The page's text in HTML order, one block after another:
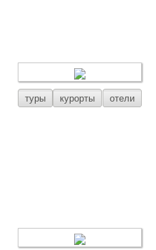
туры курорты отели